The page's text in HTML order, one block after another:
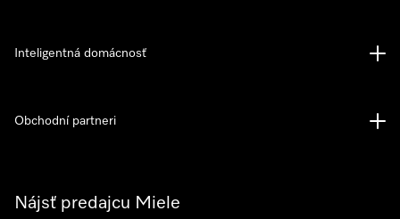
Nájsť predajcu Miele
Inteligentná domácnosť
Obchodní partneri